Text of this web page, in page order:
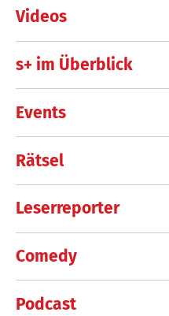
Videos
s+ im Überblick
Events
Rätsel
Leserreporter
Comedy
Podcast